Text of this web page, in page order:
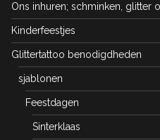
Ons inhuren; schminken, glitter
Kinderfeestjes
Glittertattoo benodigdheden
sjablonen
Feestdagen
Sinterklaas